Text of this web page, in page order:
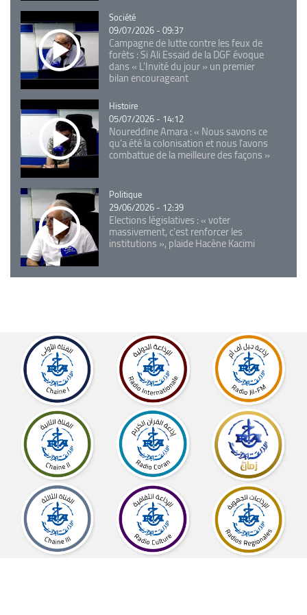
Catégorie
Société
09/07/2026 - 09:37
Campagne de lutte contre les feux de
forêts : Si Ali Essaid de la DGF évoque
dans « L'Invité du jour » un premier
bilan encourageant
Catégorie
Histoire
05/07/2026 - 14:12
Noureddine Amara : « Nous savons ce
qu’a été la colonisation et nous l’avons
combattue de la meilleure des façons »
Catégorie
Politique
29/06/2026 - 12:39
Elections législatives : « voter
massivement, c'est renforcer les
institutions », plaide Hacène Kacimi